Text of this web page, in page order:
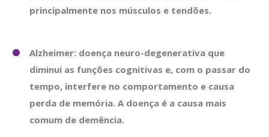
principalmente nos músculos e tendões.
Alzheimer: doença neuro-degenerativa que
diminui as funções cognitivas e, com o passar do
tempo, interfere no comportamento e causa
perda de memória. A doença é a causa mais
comum de demência.